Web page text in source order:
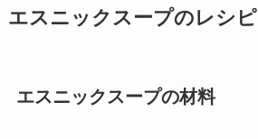
エスニックスープのレシピ
エスニックスープの材料